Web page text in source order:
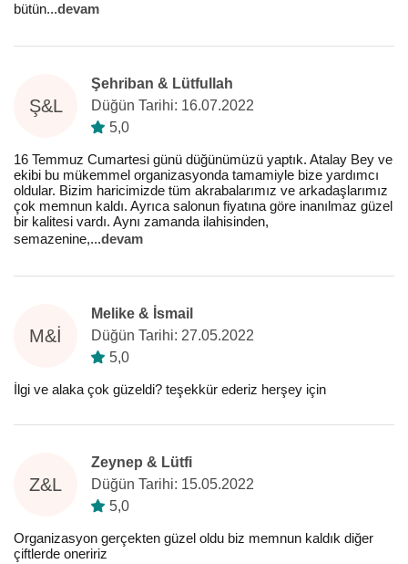
bütün...devam
Ş&L
Şehriban & Lütfullah
Düğün Tarihi: 16.07.2022
5,0
16 Temmuz Cumartesi günü düğünümüzü yaptık. Atalay Bey ve
ekibi bu mükemmel organizasyonda tamamiyle bize yardımcı
oldular. Bizim haricimizde tüm akrabalarımız ve arkadaşlarımız
çok memnun kaldı. Ayrıca salonun fiyatına göre inanılmaz güzel
bir kalitesi vardı. Aynı zamanda ilahisinden,
semazenine,...devam
M&İ
Melike & İsmail
Düğün Tarihi: 27.05.2022
5,0
İlgi ve alaka çok güzeldi? teşekkür ederiz herşey için
Z&L
Zeynep & Lütfi
Düğün Tarihi: 15.05.2022
5,0
Organizasyon gerçekten güzel oldu biz memnun kaldık diğer
çiftlerde oneririz